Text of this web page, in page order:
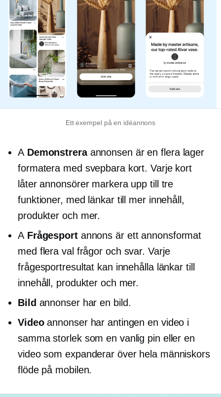
Ett exempel på en idéannons
A Demonstreraannonsen är enflera lager
formatera med svepbara kort. Varje kort
låter annonsörer markera upp till tre
funktioner, med länkar till mer innehåll,
produkter och mer.
A Frågesportannons är ett annonsformat
med flera val frågor och svar. Varje
frågesportresultat kan innehålla länkar till
innehåll, produkter och mer.
Bild annonser har en bild.
Videoannonser har antingen en video i
samma storlek som en vanlig pin eller en
video som expanderar över hela människors
flöde på mobilen.